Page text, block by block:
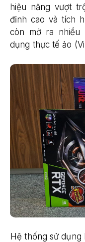
hiệu năng vượt
đỉnh cao và tích
còn mở ra nhiều
dụng thực tế ảo
Hệ thống sử dụng